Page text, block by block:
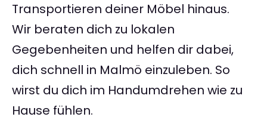
Transportieren deiner Möbel hinaus.
Wir beraten dich zu lokalen
Gegebenheiten und helfen dir dabei,
dich schnell in Malmö einzuleben. So
wirst du dich im Handumdrehen wie zu
Hause fühlen.